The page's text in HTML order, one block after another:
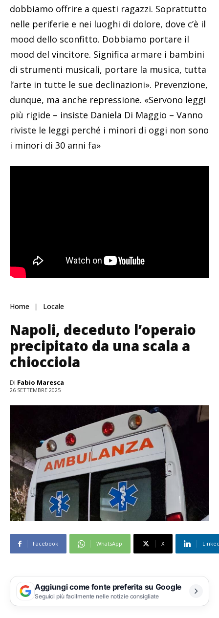
dobbiamo offrire a questi ragazzi. Soprattutto
nelle periferie e nei luoghi di dolore, dove c’è il
mood dello sconfitto. Dobbiamo portare il
mood del vincitore. Significa armare i bambini
di strumenti musicali, portare la musica, tutta
l’arte in tutte le sue declinazioni». Prevenzione,
dunque, ma anche repressione. «Servono leggi
più rigide – insiste Daniela Di Maggio – Vanno
riviste le leggi perché i minori di oggi non sono
i minori di 30 anni fa»
Home Locale
Napoli, deceduto l’operaio
precipitato da una scala a
chiocciola
Di Fabio Maresca
26 SETTEMBRE 2025
Facebook WhatsApp X
Aggiungi come fonte preferita su Google
Seguici più facilmente nelle notizie consigliate